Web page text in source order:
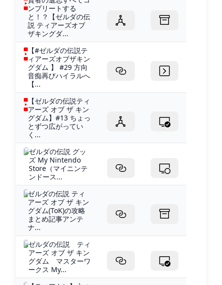
ンプリートする
と！？【ゼルダの伝
説 ティアーズオブ
ザキングダ...
【#ゼルダの伝説テ
ィアーズオブザキン
グダム 】 #29 方向
音痴再びハイラルへ
【...
【ゼルダの伝説ティ
アーズ オブ ザ キン
グダム】#13 ちょっ
とずつ広がってい
く...
ゼルダの伝説 グッ
ズ My Nintendo
Store（マイニンテ
ンドース...
ゼルダの伝説 ティ
アーズ オブ ザ キン
グダム(ToK)の攻略
まとめ記事アンテ
ナ...
ゼルダの伝説 ティ
アーズ オブ ザ キン
グダム マスターワ
ークス My...